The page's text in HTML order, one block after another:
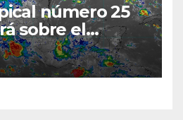
número 25
sobre el